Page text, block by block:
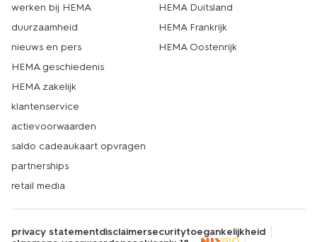
werken bij HEMA
duurzaamheid
nieuws en pers
HEMA geschiedenis
HEMA zakelijk
klantenservice
actievoorwaarden
saldo cadeaukaart opvragen
partnerships
retail media
HEMA Duitsland
HEMA Frankrijk
HEMA Oostenrijk
privacy statementdisclaimersecuritytoegankelijkheid